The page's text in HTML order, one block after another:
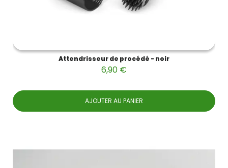
Attendrisseur de procédé - noir
6,90 €
AJOUTER AU PANIER